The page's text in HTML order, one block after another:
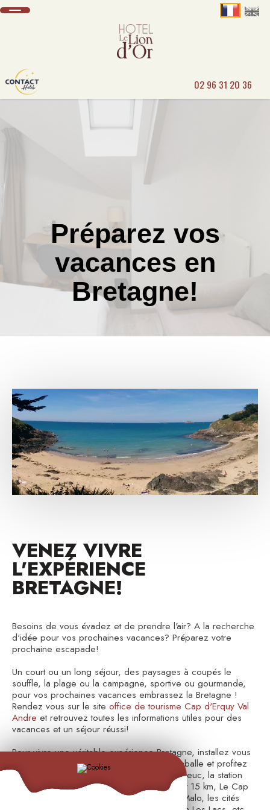
02 96 31 20 36
Préparez vos
vacances en
Bretagne!
VENEZ VIVRE
L'EXPÉRIENCE
BRETAGNE!
Besoins de vous évadez et de prendre l'air? A la recherche
d'idée pour vos prochaines vacances? Préparez votre
prochaine escapade!
Un court ou un long séjour, des paysages à coupés le
souffle, la plage ou la campagne, sportive ou gourmande,
pour vos prochaines vacances embrassez la Bretagne !
Rendez vous sur le site office de tourisme Cap d'Erquy Val
Andre et retrouvez toutes les informations utiles pour des
vacances et un séjour réussi!
Pour vivre une véritable expérience Bretagne, installez vous
à l'hôtel Contact Hôtel Le Lion d'Or de Lamballe et profitez
de sa situation centrale : la Baie de Saint Brieuc, la station
balnéaire de Pléneuf Val André à seulement 15 km, Le Cap
Fréhel et le Cap d’Erquy, Cancale et Saint Malo, les cités